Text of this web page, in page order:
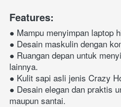
Features:
● Mampu menyimpan laptop
● Desain maskulin dengan
● Ruangan depan untuk
lainnya.
● Kulit sapi asli jenis Crazy
● Desain elegan dan praktis
maupun santai.